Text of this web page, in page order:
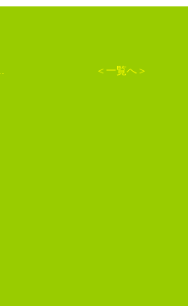
＜一覧へ＞